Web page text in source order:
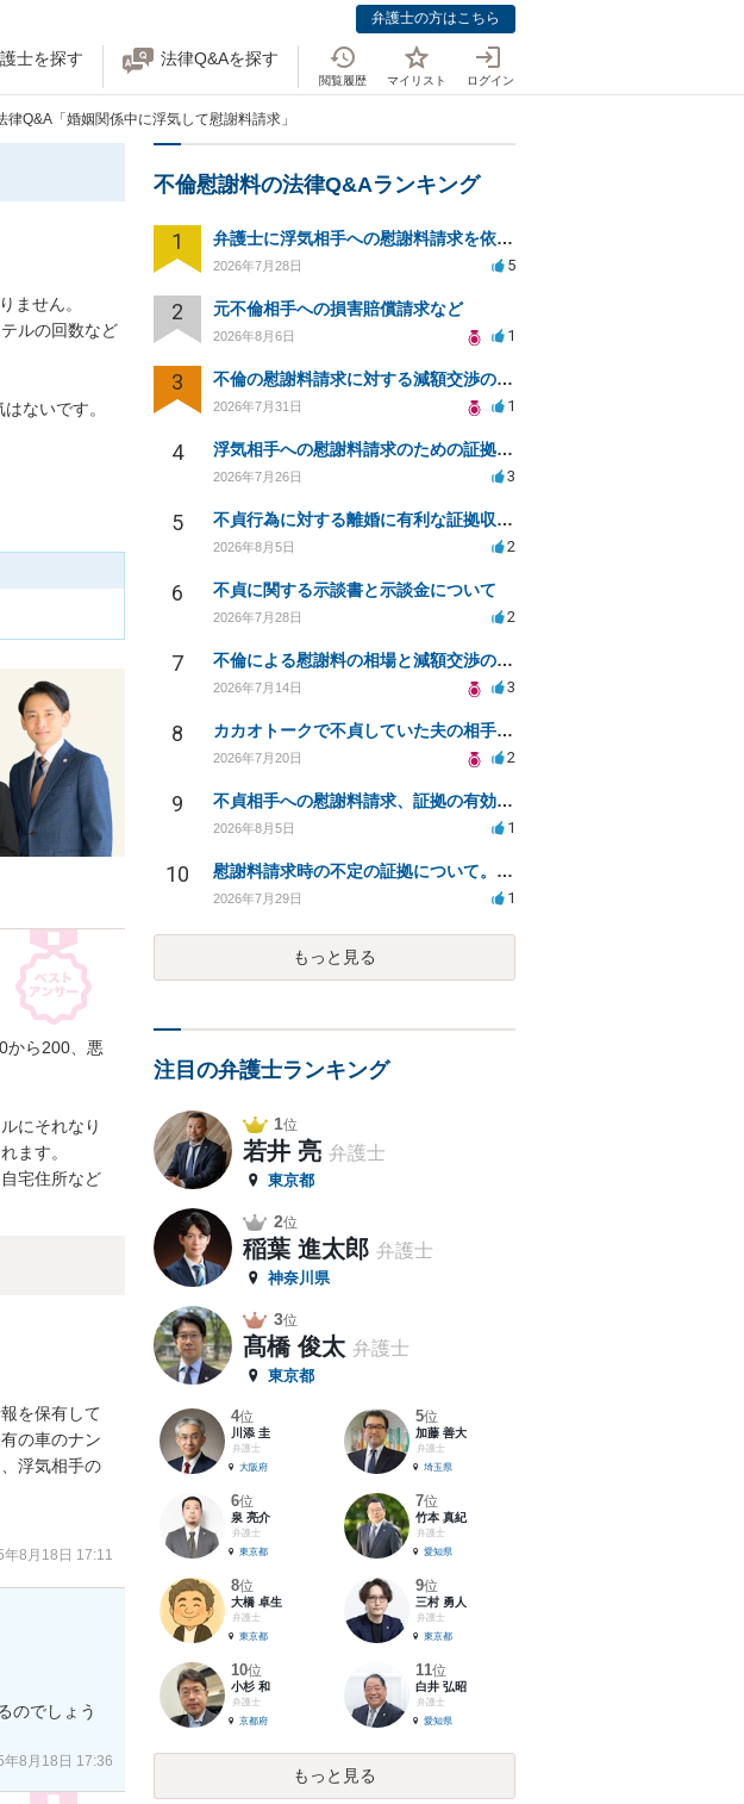
弁護士の方はこちら
士を探す 法律Q&Aを探す
閲覧履歴 マイリスト ログイン
律Q&A「婚姻関係中に浮気して慰謝料請求」
ません。
ルの回数など
ないです。
から200、悪
にそれなり
ます。
宅住所など
を保有して
の車のナン
浮気相手の
年8月18日 17:11
のでしょう
年8月18日 17:36
不倫慰謝料の法律Q&Aランキング
1 弁護士に浮気相手への慰謝料請求を依頼する費用相場は？
2026年7月28日 5
2 元不倫相手への損害賠償請求など
2026年8月6日 1
3 不倫の慰謝料請求に対する減額交渉の可能性と対策
2026年7月31日 1
4 浮気相手への慰謝料請求のための証拠集めと探偵選び
2026年7月26日 3
5 不貞行為に対する離婚に有利な証拠収集方法と法的手続きについて
2026年8月5日 2
6 不貞に関する示談書と示談金について
2026年7月28日 2
7 不倫による慰謝料の相場と減額交渉の可能性について
2026年7月14日 3
8 カカオトークで不貞していた夫の相手を特定したい
2026年7月20日 2
9 不貞相手への慰謝料請求、証拠の有効性と対応方法は？
2026年8月5日 1
10 慰謝料請求時の不定の証拠について。効力があるのか知りたい。
2026年7月29日 1
もっと見る
注目の弁護士ランキング
1位
若井 亮 弁護士
東京都
2位
稲葉 進太郎 弁護士
神奈川県
3位
髙橋 俊太 弁護士
東京都
4位
川添 圭
弁護士
大阪府
5位
加藤 善大
弁護士
埼玉県
6位
泉 亮介
弁護士
東京都
7位
竹本 真紀
弁護士
愛知県
8位
大橋 卓生
弁護士
東京都
9位
三村 勇人
弁護士
東京都
10位
小杉 和
弁護士
京都府
11位
白井 弘昭
弁護士
愛知県
もっと見る